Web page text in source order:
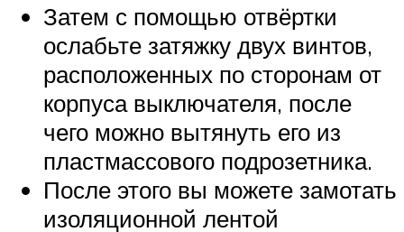
Затем с помощью отвёртки
ослабьте затяжку двух винтов,
расположенных по сторонам от
корпуса выключателя, после
чего можно вытянуть его из
пластмассового подрозетника.
После этого вы можете замотать
изоляционной лентой